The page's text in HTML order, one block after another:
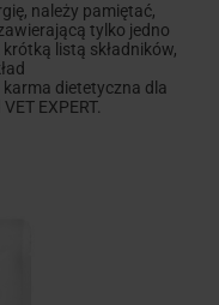
należy pamiętać,
tylko jedno
listą składników,
dietetyczna dla
EXPERT.